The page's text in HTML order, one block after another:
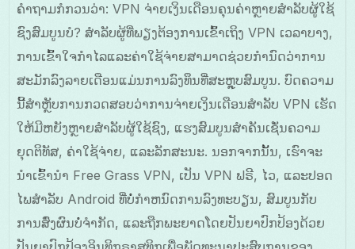
ຄຳຖາມກໍກວນວ່າ: VPN ຈ່າຍເງິນເດືອນຄຸນຄ່າຫຼາຍສໍາລັບຜູ້ໃຊ້
ຊົງສົມບູນບໍ? ສໍາລັບຜູ້ທີ່ພຽງຕ້ອງການເຂົ້າເຖິງ VPN ເວລາບາງ,
ການເຂົ້າໃຈກຳໄລແລະຄ່າໃຊ້ຈ່າຍສາມາດຊ່ວຍກຳນົດວ່າການ
ສະມັກລົງລາຍເດືອນແມ່ນການລົງທຶນທີ່ສະຫຼຸບສົມບູນ. ບົດຄວາມ
ນີ້ສຳຫຼັບການກວດສອບວ່າການຈ່າຍເງິນເດືອນສໍາລັບ VPN ເຮັດ
ໃຫ້ມີຫຍັງຫຼາຍສໍາລັບຜູ້ໃຊ້ຊົງ, ແຮງສົມບູນສຳຄັນເຊັ່ນຄວາມ
ຍຸດຕິທັສ, ຄ່າໃຊ້ຈ່າຍ, ແລະລັກສະນະ. ນອກຈາກນັ້ນ, ເຮົາຈະ
ນໍາເຂົ້ານຳ Free Grass VPN, ເປັນ VPN ຟຣີ, ໄວ, ແລະປອດ
ໄພສຳລັບ Android ທີ່ບໍ່ກໍາຫນົດການລົງທະບຽນ, ສົມບູນກັບ
ການສົ່ງຜົນບໍ່ຈຳກັດ, ແລະຖືກພະຍາດໂດຍປັນຍາປົກປ້ອງດ້ວຍ